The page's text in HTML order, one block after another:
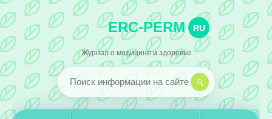
ERC-PERM RU
Журнал о медицине и здоровье